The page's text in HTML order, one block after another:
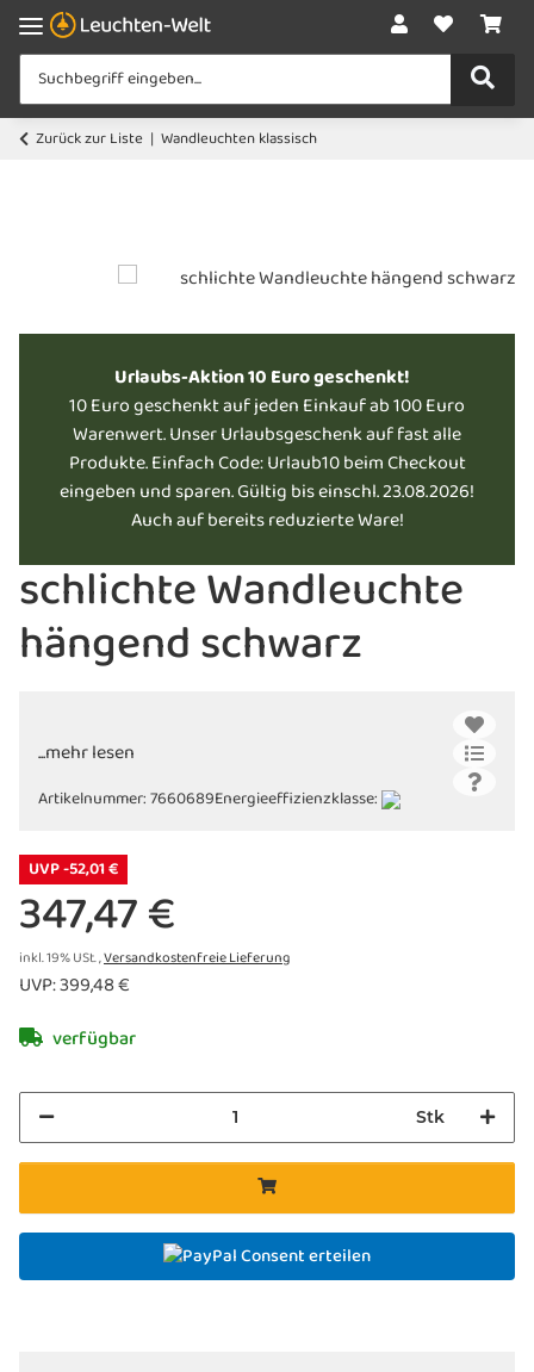
Zurück zur Liste Wandleuchten klassisch
Urlaubs-Aktion 10 Euro geschenkt!
10 Euro geschenkt auf jeden Einkauf ab 100 Euro
Warenwert. Unser Urlaubsgeschenk auf fast alle
Produkte. Einfach Code: Urlaub10 beim Checkout
eingeben und sparen. Gültig bis einschl. 23.08.2026!
Auch auf bereits reduzierte Ware!
schlichte Wandleuchte
hängend schwarz
...mehr lesen
Artikelnummer:7660689Energieeffizienzklasse:
UVP -52,01 €
347,47 €
inkl. 19% USt. ,Versandkostenfreie Lieferung
UVP:399,48 €
verfügbar
Stk
Consent erteilen